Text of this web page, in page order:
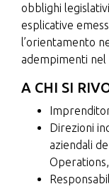
obblighi
esplicative
l’orientamento
adempimenti nel
A CHI SI
Direzioni
aziendali
Operations,